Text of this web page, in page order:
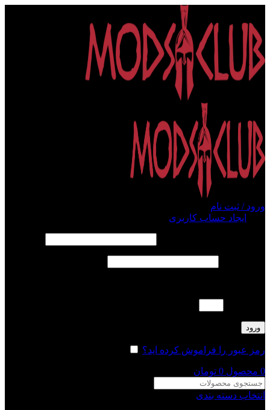
ورود / ثبت نام
ایجاد حساب کاربری
ورود
رمز عبور را فراموش کرده اید؟
0 محصول 0 تومان
انتخاب دسته بندی